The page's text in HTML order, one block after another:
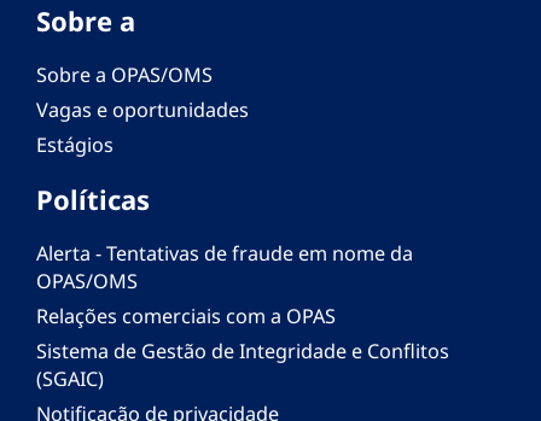
Sobre a
Sobre a OPAS/OMS
Vagas e oportunidades
Estágios
Políticas
Alerta - Tentativas de fraude em nome da
OPAS/OMS
Relações comerciais com a OPAS
Sistema de Gestão de Integridade e Conflitos
(SGAIC)
Notificação de privacidade